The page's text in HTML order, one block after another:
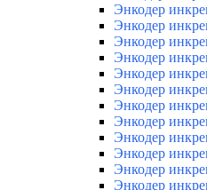
Энкодер
Энкодер
Энкодер
Энкодер
Энкодер
Энкодер
Энкодер
Энкодер
Энкодер
Энкодер
Энкодер
Энкодер